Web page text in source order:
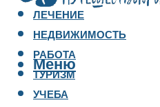
ЛЕЧЕНИЕ
НЕДВИЖИМОСТЬ
РАБОТА
ТУРИЗМ
УЧЕБА
Меню